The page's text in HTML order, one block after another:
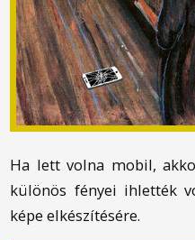
Ha lett volna mobil,
különös fényei ihlették
képe elkészítésére.